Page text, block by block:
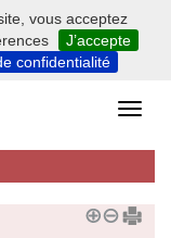
vous acceptez
J’accepte
confidentialité